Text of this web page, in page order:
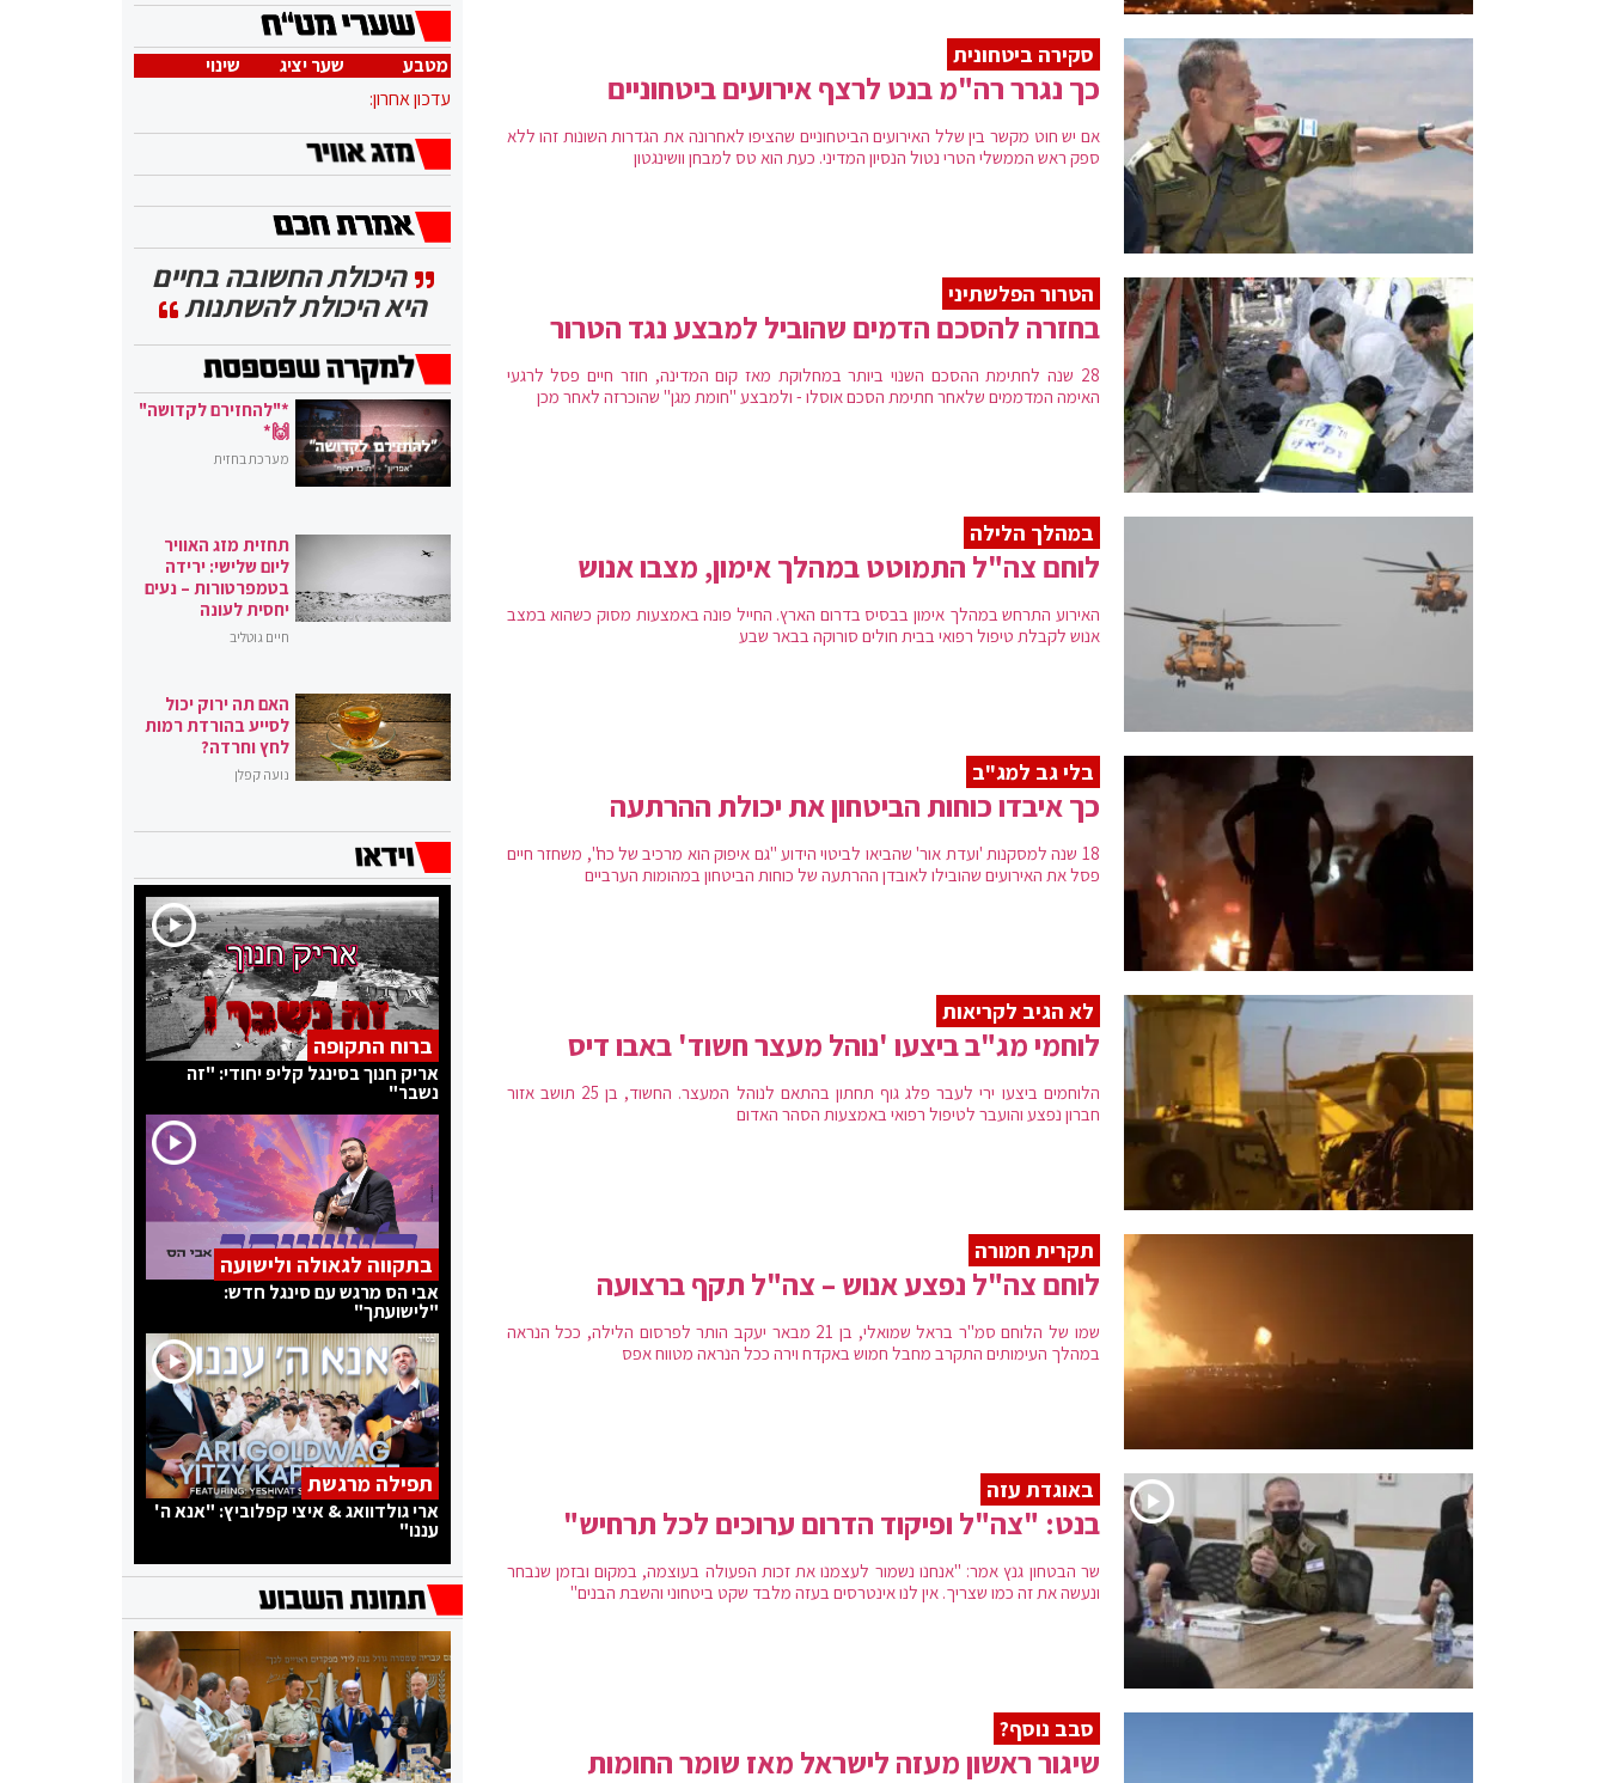
סקירה ביטחונית
כך נגרר רה"מ בנט לרצף אירועים ביטחוניים
אם יש חוט מקשר בין שלל האירועים הביטחוניים שהציפו לאחרונה את הגדרות השונות זהו ללא
ספק ראש הממשלי הטרי נטול הנסיון המדיני. כעת הוא טס למבחן וושינגטון
הטרור הפלשתיני
בחזרה להסכם הדמים שהוביל למבצע נגד הטרור
28 שנה לחתימת ההסכם השנוי ביותר במחלוקת מאז קום המדינה, חוזר חיים פסל לרגעי
האימה המדממים שלאחר חתימת הסכם אוסלו - ולמבצע "חומת מגן" שהוכרזה לאחר מכן
במהלך הלילה
לוחם צה"ל התמוטט במהלך אימון, מצבו אנוש
האירוע התרחש במהלך אימון בבסיס בדרום הארץ. החייל פונה באמצעות מסוק כשהוא במצב
אנוש לקבלת טיפול רפואי בבית חולים סורוקה בבאר שבע
בלי גב למג"ב
כך איבדו כוחות הביטחון את יכולת ההרתעה
18 שנה למסקנות 'ועדת אור' שהביאו לביטוי הידוע "גם איפוק הוא מרכיב של כח", משחזר חיים
פסל את האירועים שהובילו לאובדן ההרתעה של כוחות הביטחון במהומות הערביים
לא הגיב לקריאות
לוחמי מג"ב ביצעו 'נוהל מעצר חשוד' באבו דיס
הלוחמים ביצעו ירי לעבר פלג גוף תחתון בהתאם לנוהל המעצר. החשוד, בן 25 תושב אזור
חברון נפצע והועבר לטיפול רפואי באמצעות הסהר האדום
תקרית חמורה
לוחם צה"ל נפצע אנוש – צה"ל תקף ברצועה
שמו של הלוחם סמ"ר בראל שמואלי, בן 21 מבאר יעקב הותר לפרסום הלילה, ככל הנראה
במהלך העימותים התקרב מחבל חמוש באקדח וירה ככל הנראה מטווח אפס
באוגדת עזה
בנט: "צה"ל ופיקוד הדרום ערוכים לכל תרחיש"
שר הבטחון גנץ אמר: "אנחנו נשמור לעצמנו את זכות הפעולה בעוצמה, במקום ובזמן שנבחר
ונעשה את זה כמו שצריך. אין לנו אינטרסים בעזה מלבד שקט ביטחוני והשבת הבנים"
סבב נוסף?
שיגור ראשון מעזה לישראל מאז שומר החומות
מטבע שער יציג
שינוי
עדכון אחרון:
היכולת החשובה בחיים
היא היכולת להשתנות
*"להחזירם לקדושה"
🙌*
מערכת בחזית
תחזית מזג האוויר
ליום שלישי: ירידה
בטמפרטורות – נעים
יחסית לעונה
חיים גוטליב
האם תה ירוק יכול
לסייע בהורדת רמות
לחץ וחרדה?
נועה קפלן
ברוח התקופה
אריק חנוך בסינגל קליפ יחודי: "זה
נשבר"
בתקווה לגאולה ולישועה
אבי הס מרגש עם סינגל חדש:
"לישועתך"
תפילה מרגשת
ארי גולדוואג & איצי קפלוביץ: "אנא ה'
עננו"